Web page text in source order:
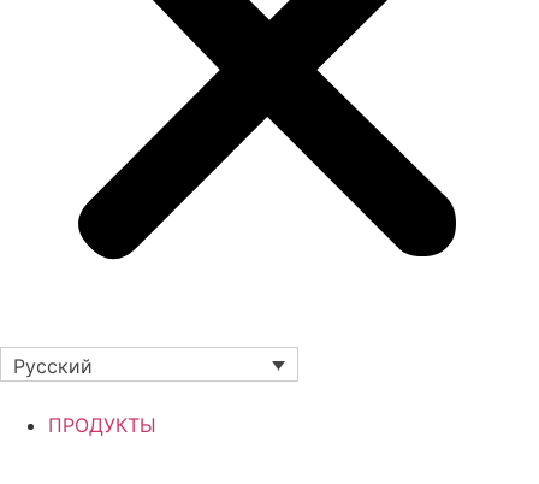
Русский
ПРОДУКТЫ